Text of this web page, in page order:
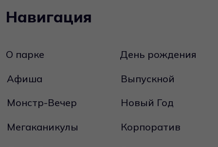
Будние дни: с 12:00 до 21:00